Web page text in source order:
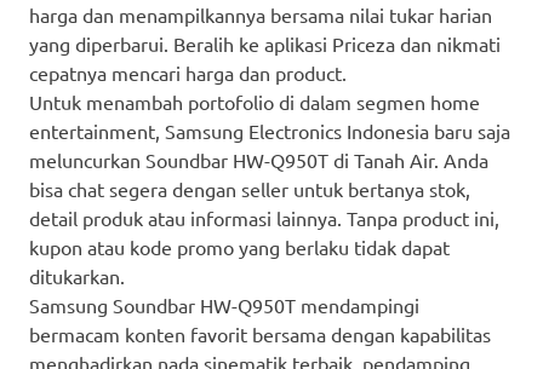
harga dan menampilkannya bersama nilai tukar harian
yang diperbarui. Beralih ke aplikasi Priceza dan nikmati
cepatnya mencari harga dan product.
Untuk menambah portofolio di dalam segmen home
entertainment, Samsung Electronics Indonesia baru saja
meluncurkan Soundbar HW-Q950T di Tanah Air. Anda
bisa chat segera dengan seller untuk bertanya stok,
detail produk atau informasi lainnya. Tanpa product ini,
kupon atau kode promo yang berlaku tidak dapat
ditukarkan.
Samsung Soundbar HW-Q950T mendampingi
bermacam konten favorit bersama dengan kapabilitas
menghadirkan nada sinematik terbaik, pendamping